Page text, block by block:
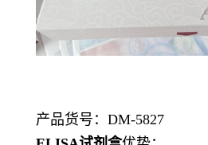
产品货号：DM-5827